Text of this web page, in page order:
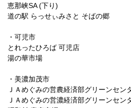
恵那峡SA (下り)
道の駅 らっせぃみさと そばの郷
・可児市
とれったひろば 可児店
湯の華市場
・美濃加茂市
ＪＡめぐみの営農経済部グリーンセン
ＪＡめぐみの営濃経済部グリーンセン